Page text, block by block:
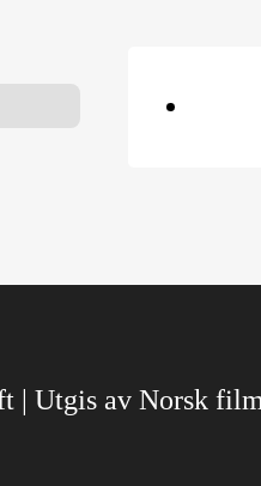
| Utgis av Norsk